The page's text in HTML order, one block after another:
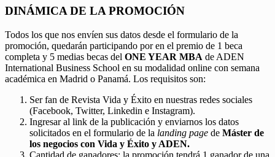
DINÁMICA DE LA PROMOCIÓN
Todos los que nos envíen sus datos desde el formulario de la
promoción, quedarán participando por en el premio de 1 beca
completa y 5 medias becas del ONE YEAR MBA de ADEN
International Business School en su modalidad online con semana
académica en Madrid o Panamá. Los requisitos son:
Ser fan de Revista Vida y Éxito en nuestras redes sociales
(Facebook, Twitter, Linkedin e Instagram).
Ingresar al link de la publicación y enviarnos los datos
solicitados en el formulario de la landing page de Máster de
los negocios con Vida y Éxito y ADEN.
Cantidad de ganadores: la promoción tendrá 1 ganador de una